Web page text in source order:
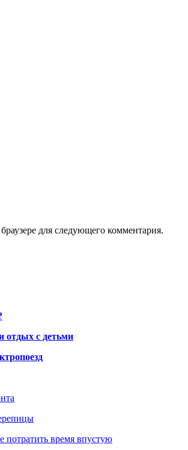
для следующего комментария.
отдых с детьми
потратить время впустую